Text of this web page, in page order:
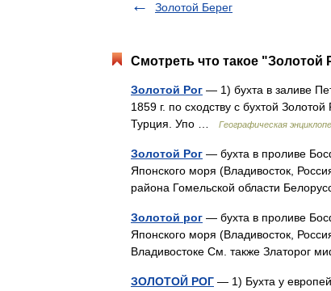
Золотой Берег
Смотреть что такое "Золотой
Золотой Рог — 1) бухта в заливе
1859 г. по сходству с бухтой
Турция. Упо …
Географическая
Золотой Рог — бухта в проливе
Японского моря (Владивосток,
района Гомельской области
Золотой рог — бухта в проливе
Японского моря (Владивосток,
Владивостоке См. также Златорог
ЗОЛОТОЙ РОГ — 1) Бухта у